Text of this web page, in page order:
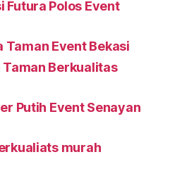
Futura Polos Event
Taman Event Bekasi
Berkualitas
Putih Event Senayan
murah